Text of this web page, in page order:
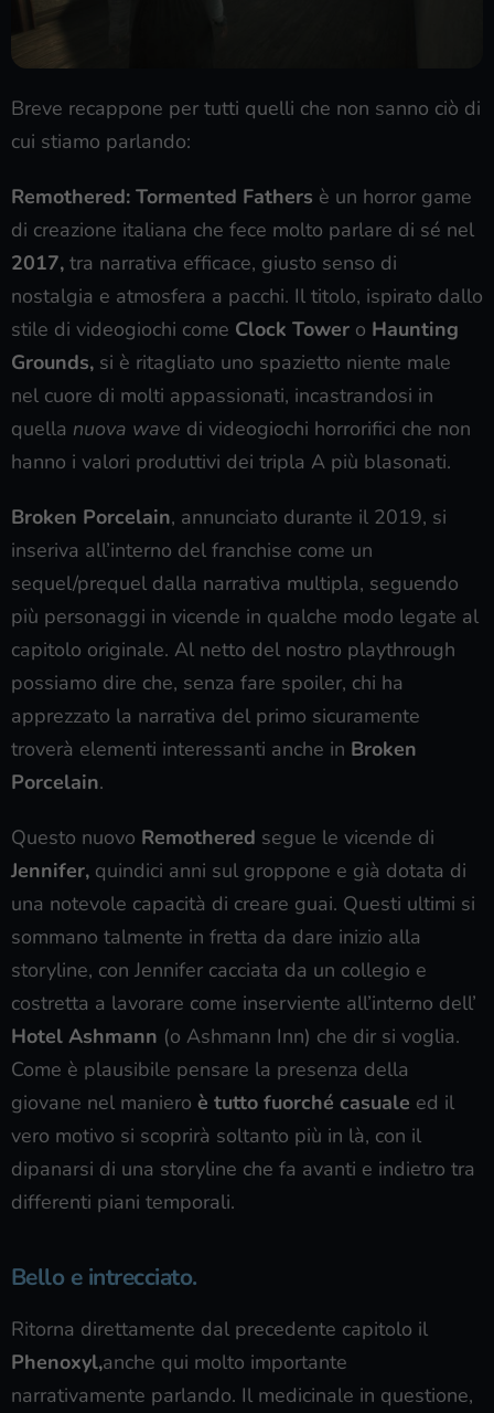
Breve recappone per tutti quelli che non sanno ciò di
cui stiamo parlando:
Remothered: Tormented Fathers è un horror game
di creazione italiana che fece molto parlare di sé nel
2017, tra narrativa efficace, giusto senso di
nostalgia e atmosfera a pacchi. Il titolo, ispirato dallo
stile di videogiochi come Clock Tower o Haunting
Grounds, si è ritagliato uno spazietto niente male
nel cuore di molti appassionati, incastrandosi in
quella nuova wave di videogiochi horrorifici che non
hanno i valori produttivi dei tripla A più blasonati.
Broken Porcelain, annunciato durante il 2019, si
inseriva all’interno del franchise come un
sequel/prequel dalla narrativa multipla, seguendo
più personaggi in vicende in qualche modo legate al
capitolo originale. Al netto del nostro playthrough
possiamo dire che, senza fare spoiler, chi ha
apprezzato la narrativa del primo sicuramente
troverà elementi interessanti anche in Broken
Porcelain.
Questo nuovo Remothered segue le vicende di
Jennifer, quindici anni sul groppone e già dotata di
una notevole capacità di creare guai. Questi ultimi si
sommano talmente in fretta da dare inizio alla
storyline, con Jennifer cacciata da un collegio e
costretta a lavorare come inserviente all’interno dell’
Hotel Ashmann (o Ashmann Inn) che dir si voglia.
Come è plausibile pensare la presenza della
giovane nel maniero è tutto fuorché casuale ed il
vero motivo si scoprirà soltanto più in là, con il
dipanarsi di una storyline che fa avanti e indietro tra
differenti piani temporali.
Bello e intrecciato.
Ritorna direttamente dal precedente capitolo il
Phenoxyl,anche qui molto importante
narrativamente parlando. Il medicinale in questione,